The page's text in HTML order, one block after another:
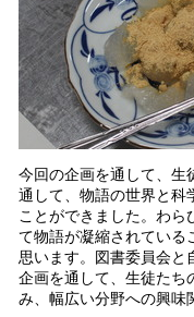
今回の企画を通して、生
通して、物語の世界と科
ことができました。わら
て物語が凝縮されている
思います。図書委員会と
企画を通して、生徒たち
み、幅広い分野への興味